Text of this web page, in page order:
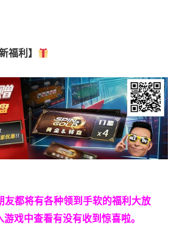
福利】
友都将有各种领到手软的福利大放
戏中查看有没有收到惊喜啦。